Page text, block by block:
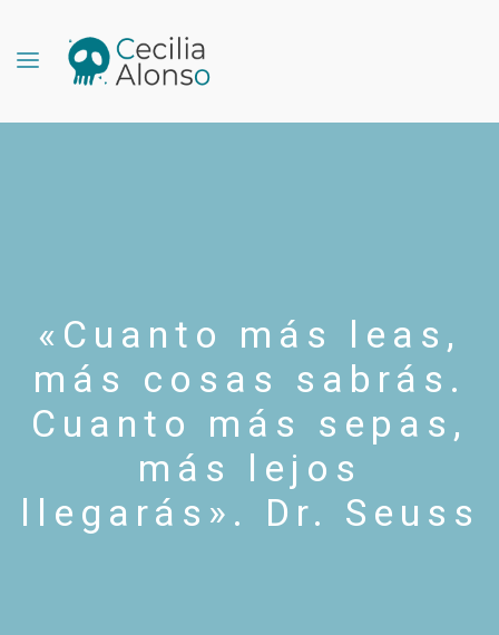
«Cuanto más leas,
más cosas sabrás.
Cuanto más sepas,
más lejos
llegarás». Dr. Seuss